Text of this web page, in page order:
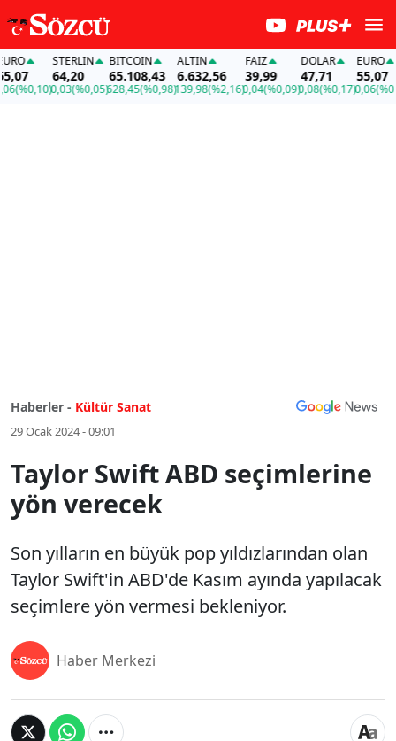
STERLIN
64,20
0,03(%0,05)
BITCOIN
65.108,43
628,45(%0,98)
ALTIN
6.632,56
139,98(%2,16)
39,99
0,04(%0,09)
DOLAR
47,71
0,08(%0,17)
EURO
55,07
0,06(%0,10)
Haberler - Kültür Sanat
29 Ocak 2024 - 09:01
Taylor Swift ABD seçimlerine
yön verecek
Son yılların en büyük pop yıldızlarından olan
Taylor Swift'in ABD'de Kasım ayında yapılacak
seçimlere yön vermesi bekleniyor.
Haber Merkezi